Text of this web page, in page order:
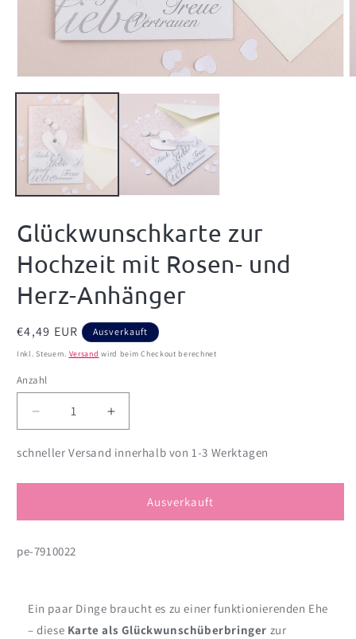
1
Modal
Glückwunschkarte zur
Hochzeit mit Rosen- und
Herz-Anhänger
Normaler
Preis
€4,49 EUR Ausverkauft
Inkl. Steuern. Versand wird beim Checkout berechnet
Anzahl
Anzahl
Verringere
die
Menge
Glückwunschkarte
Hochzeit
Rosen-
Anhänger
Erhöhe
die
Menge
Glückwunschkarte
Hochzeit
Anhänger
schneller Versand innerhalb von 1-3 Werktagen
Ausverkauft
pe-7910022
Ein paar Dinge braucht es zu einer funktionierenden Ehe
– diese Karte als Glückwunschüberbringer zur